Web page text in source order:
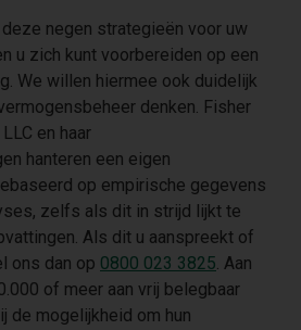
negen strategieën voor uw
u zich kunt voorbereiden op een
We willen hiermee ook duidelijk
denken. Fisher
en haar
hanteren een eigen
op empirische gegevens
zelfs als dit in strijd lijkt te
Als dit u aanspreekt of
ons dan op 0800 023 3825. Aan
of meer aan vrij belegbaar
de mogelijkheid om hun